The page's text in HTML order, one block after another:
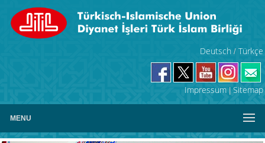
Deutsch / Türkçe
Impressum| Sitemap
MENU